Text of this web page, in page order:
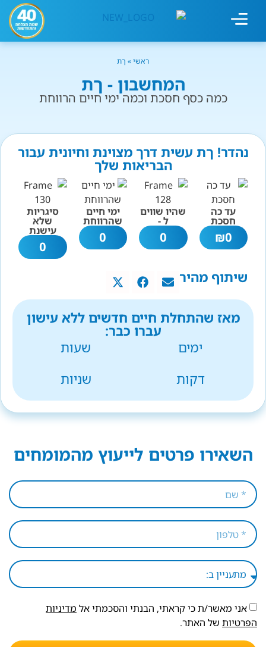
ראשי» ךת
המחשבון - ךת
כמה כסף חסכת וכמה ימי חיים הרווחת
נהדר! ךת עשית דרך מצוינת וחיונית עבור
הבריאות שלך
עד כה
חסכת
0
₪
שהיו שווים
ל -
0
ימי חיים
שהרווחת
0
סיגריות
שלא
עישנת
0
שיתוף מהיר
מאז שהתחלת חיים חדשים ללא עישון
עברו כבר:
ימים
שעות
דקות
שניות
השאירו פרטים לייעוץ מהמומחים
אני מאשר/ת כי קראתי, הבנתי והסכמתי אל מדיניות
הפרטיות של האתר.